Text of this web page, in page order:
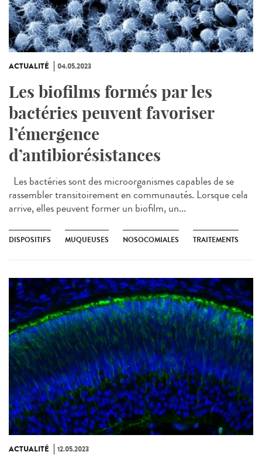
ACTUALITÉ 04.05.2023
Les biofilms formés par les
bactéries peuvent favoriser
l’émergence
d’antibiorésistances
Les bactéries sont des microorganismes capables de se
rassembler transitoirement en communautés. Lorsque cela
arrive, elles peuvent former un biofilm, un...
DISPOSITIFS MUQUEUSES NOSOCOMIALES TRAITEMENTS
ACTUALITÉ 12.05.2023